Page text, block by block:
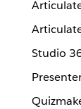
Studio